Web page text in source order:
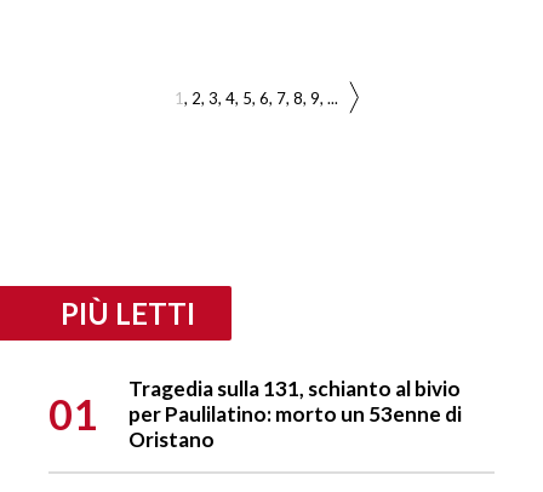
1 2 3 4 5 6 7 8 9 ...
PIÙ LETTI
01
Tragedia sulla 131, schianto al bivio
per Paulilatino: morto un 53enne di
Oristano